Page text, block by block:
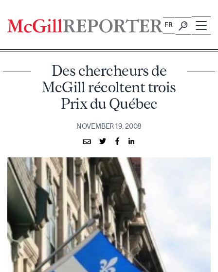
content
FR
Des chercheurs de
McGill récoltent trois
Prix du Québec
NOVEMBER 19, 2008